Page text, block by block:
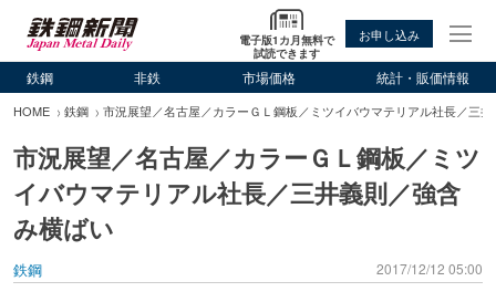
電子版1カ月無料で
試読できます
お申し込み
鉄鋼 非鉄 市場価格 統計・販価情報
HOME 鉄鋼 市況展望／名古屋／カラーＧＬ鋼板／ミツイバウマテリアル社長／三
市況展望／名古屋／カラーＧＬ鋼板／ミツ
イバウマテリアル社長／三井義則／強含
み横ばい
鉄鋼 2017/12/12 05:00